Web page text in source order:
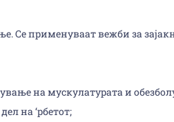
Се применуваат вежби за
на мускулатурата и
на ‘рбетот;